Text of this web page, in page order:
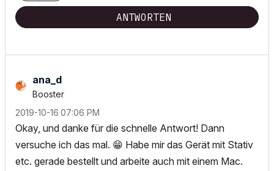
ANTWORTEN
ana_d
Booster
‎2019-10-16 07:06 PM
Okay, und danke für die schnelle Antwort! Dann
versuche ich das mal. 😁 Habe mir das Gerät mit Stativ
etc. gerade bestellt und arbeite auch mit einem Mac.